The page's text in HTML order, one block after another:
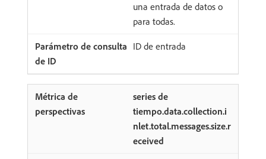
una entrada de datos o
para todas.
ID de entrada
series de
tiempo.data.collection.i
nlet.total.messages.size.r
eceived